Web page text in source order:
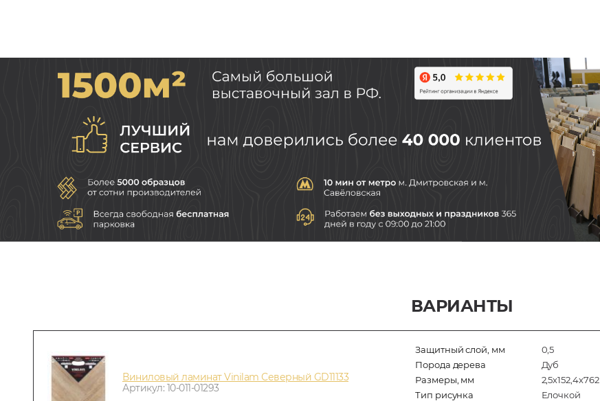
ВАРИАНТЫ
Виниловый ламинат Vinilam Северный GD11133
Артикул: 10-011-01293
Защитный слой, мм
0,5
Порода дерева
Дуб
Размеры, мм
2,5х152,4х762
Тип рисунка
Елочкой